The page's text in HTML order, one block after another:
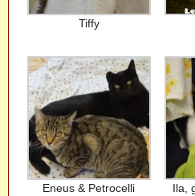
Tiffy
Eneus & Petrocelli Ila,